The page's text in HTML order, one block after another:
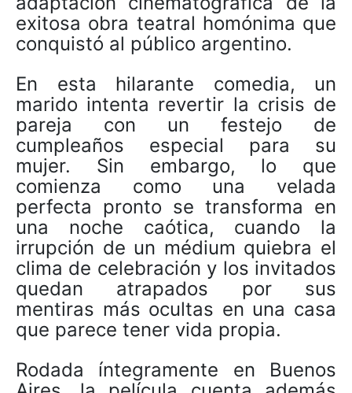
exitosa obra teatral homónima que
conquistó al público argentino.
En esta hilarante comedia, un
marido intenta revertir la crisis de
pareja con un festejo de
cumpleaños especial para su
mujer. Sin embargo, lo que
comienza como una velada
perfecta pronto se transforma en
una noche caótica, cuando la
irrupción de un médium quiebra el
clima de celebración y los invitados
quedan atrapados por sus
mentiras más ocultas en una casa
que parece tener vida propia.
Rodada íntegramente en Buenos